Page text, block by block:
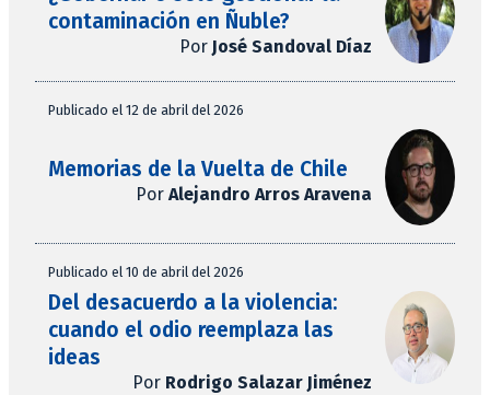
contaminación en Ñuble?
Por José Sandoval Díaz
Publicado el 12 de abril del 2026
Memorias de la Vuelta de Chile
Por Alejandro Arros Aravena
Publicado el 10 de abril del 2026
Del desacuerdo a la violencia:
cuando el odio reemplaza las
ideas
Por Rodrigo Salazar Jiménez